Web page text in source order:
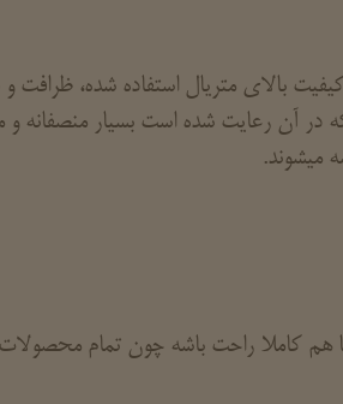
بالای متریال استفاده شده،
در آن رعایت شده است بسیار
میشوند.
هم کاملا راحت باشه چون تمام